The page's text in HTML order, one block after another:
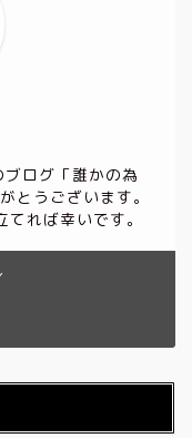
ログ「誰かの為
とうございます。
れば幸いです。